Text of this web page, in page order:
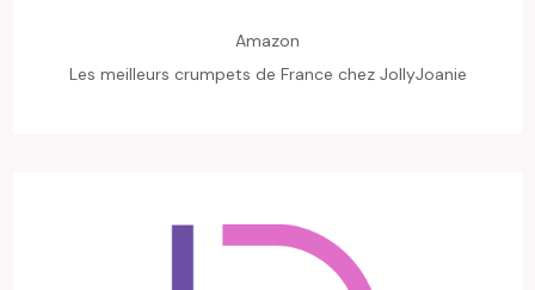
Amazon
Les meilleurs crumpets de France chez JollyJoanie